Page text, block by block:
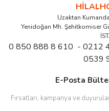
Uzaktan
Yenidoğan Mh. Şehitkomiser
0 850 888 8 610 - 0212
0539
E-Posta
Fırsatları, kampanya ve